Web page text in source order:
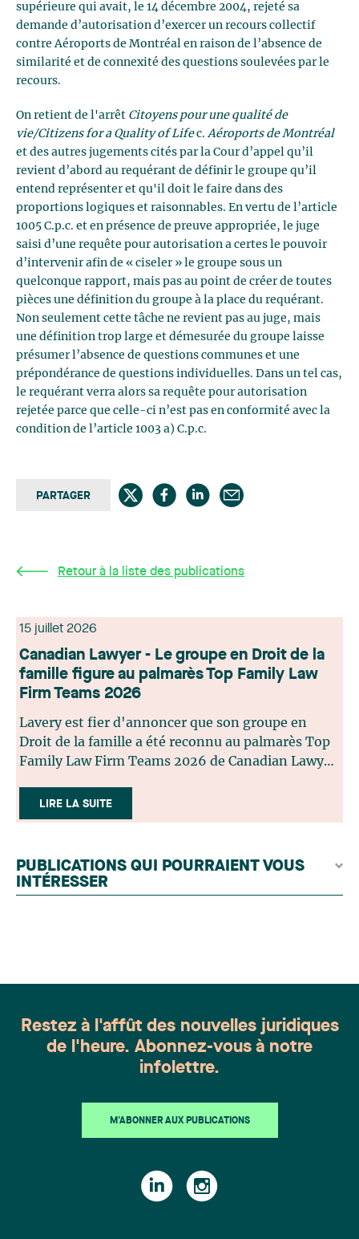
supérieure qui avait, le 14 décembre 2004, rejeté sa
demande d’autorisation d’exercer un recours collectif
contre Aéroports de Montréal en raison de l’absence de
similarité et de connexité des questions soulevées par le
recours.
On retient de l'arrêt Citoyens pour une qualité de
vie/Citizens for a Quality of Lifec. Aéroports de Montréal
et des autres jugements cités par la Cour d’appel qu’il
revient d’abord au requérant de définir le groupe qu’il
entend représenter et qu'il doit le faire dans des
proportions logiques et raisonnables. En vertu de l’article
1005 C.p.c. et en présence de preuve appropriée, le juge
saisi d’une requête pour autorisation a certes le pouvoir
d’intervenir afin de « ciseler » le groupe sous un
quelconque rapport, mais pas au point de créer de toutes
pièces une définition du groupe à la place du requérant.
Non seulement cette tâche ne revient pas au juge, mais
une définition trop large et démesurée du groupe laisse
présumer l’absence de questions communes et une
prépondérance de questions individuelles. Dans un tel cas,
le requérant verra alors sa requête pour autorisation
rejetée parce que celle-ci n’est pas en conformité avec la
condition de l’article 1003 a) C.p.c.
PARTAGER
Retour à la liste des publications
15 juillet 2026
Canadian Lawyer - Le groupe en Droit de la
famille figure au palmarès Top Family Law
Firm Teams 2026
Lavery est fier d'annoncer que son groupe en
Droit de la famille a été reconnu au palmarès Top
Family Law Firm Teams 2026 de Canadian Lawyer.
sélection rigoureux, fondé sur des nominations
issues du lectorat, d'associations juridiques et de
par un jury indépendant composé de praticiens
chevronnés en droit de la famille provenant de
l'ensemble du Canada. Cette distinction
LIRE LA SUITE
PUBLICATIONS QUI POURRAIENT VOUS
INTÉRESSER
Restez à l'affût des nouvelles juridiques
de l'heure. Abonnez-vous à notre
infolettre.
M'ABONNER AUX PUBLICATIONS